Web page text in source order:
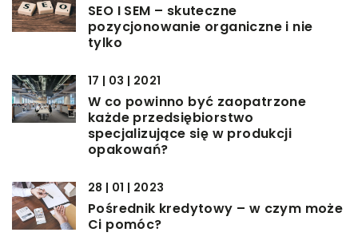
SEO I SEM – skuteczne
pozycjonowanie organiczne i nie
tylko
17 | 03 | 2021
W co powinno być zaopatrzone
każde przedsiębiorstwo
specjalizujące się w produkcji
opakowań?
28 | 01 | 2023
Pośrednik kredytowy – w czym może
Ci pomóc?